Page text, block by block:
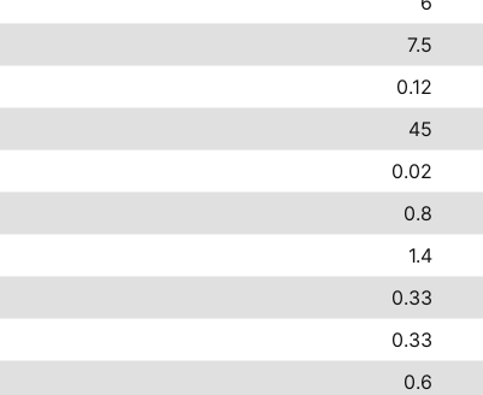
7.5
0.12
45
0.02
0.8
1.4
0.33
0.33
0.6